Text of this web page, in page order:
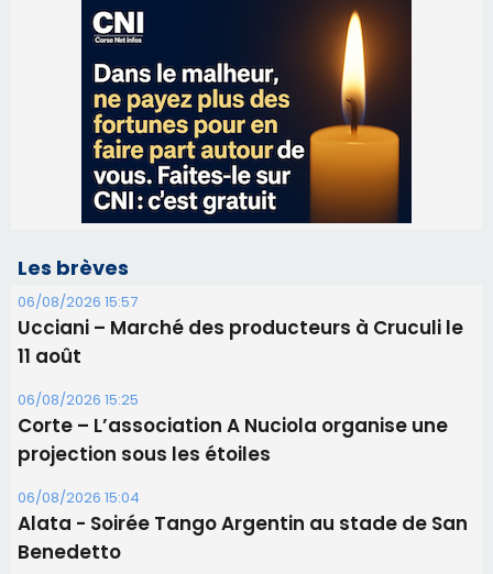
Les brèves
06/08/2026 15:57
Ucciani – Marché des producteurs à Cruculi le
06/08/2026 15:25
Corte – L’association A Nuciola organise une
06/08/2026 15:04
Alata - Soirée Tango Argentin au stade de San
Benedetto
05/08/2026 09:53
Biguglia : messe de la Sainte-Marie et
procession le 14 août
31/07/2026 08:24
Tennis - Début ce week-end du tournoi du
RCPV